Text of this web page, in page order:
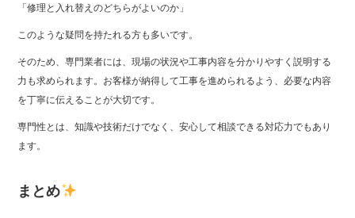
「修理と入れ替えのどちらがよいのか」
このような疑問を持たれる方も多いです。
そのため、専門業者には、現場の状況や工事内容を分かりやすく説明する
力も求められます。お客様が納得して工事を進められるよう、必要な内容
を丁寧に伝えることが大切です。
専門性とは、知識や技術だけでなく、安心して相談できる対応力でもあり
ます。
まとめ